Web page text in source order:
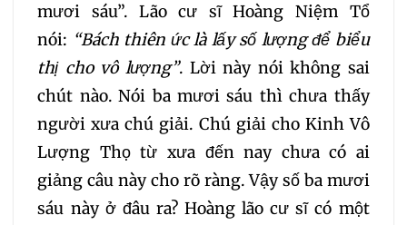
196 197 198 199
200 201 202
203 204 205
206 207 208
mươi sáu”. Lão cư sĩ Hoàng Niệm Tổ
nói: “Bách thiên ức là lấy số lượng để biểu
thị cho vô lượng”. Lời này nói không sai
chút nào. Nói ba mươi sáu thì chưa thấy
người xưa chú giải. Chú giải cho Kinh Vô
Lượng Thọ từ xưa đến nay chưa có ai
giảng câu này cho rõ ràng. Vậy số ba mươi
sáu này ở đâu ra? Hoàng lão cư sĩ có một